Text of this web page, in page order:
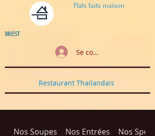
Plats faits maison
BREST
Se connecter
Restaurant Thaïlandais
Nos Soupes Nos Entrées Nos